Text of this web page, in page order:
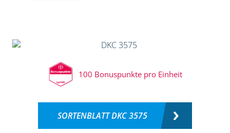
100 Bonuspunkte pro Einheit
SORTENBLATT DKC 3575